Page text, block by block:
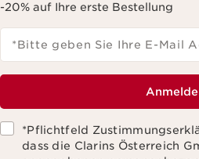
-20% auf Ihre erste Bestellung
*Bitte geben Sie Ihre E-Mail
*Pflichtfeld
dass die Clarins Österreich